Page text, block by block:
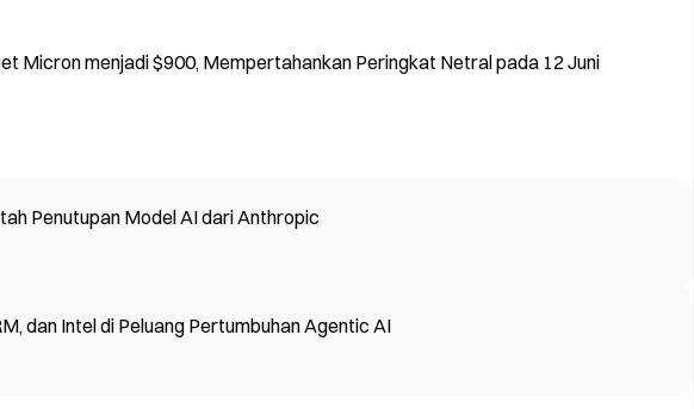
Micron menjadi $900, Mempertahankan Peringkat Netral pada 12 Juni
Penutupan Model AI dari Anthropic
dan Intel di Peluang Pertumbuhan Agentic AI